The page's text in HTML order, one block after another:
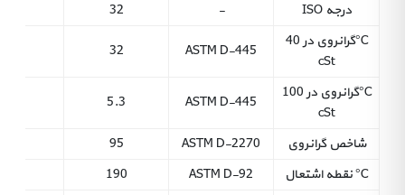
راهنمای
خرید
درجه ISO -
32
گرانروی در 40°C
cSt
ASTM D-445
32
گرانروی در 100°C
cSt
ASTM D-445
5.3
شاخص گرانروی ASTM D-2270
95
نقطه اشتعال °C
ASTM D-92
190